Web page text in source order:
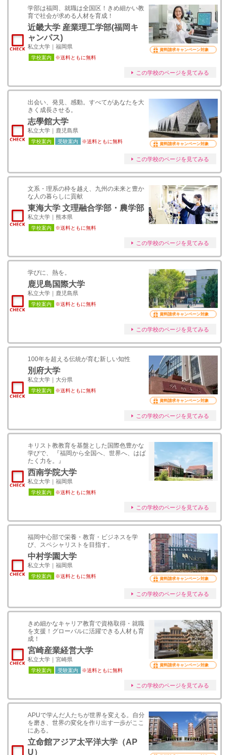
学部は福岡、就職は全国区！きめ細かい教
育で社会が求める人材を育成！
近畿大学 産業理工学部(福岡キ
ャンパス)
私立大学｜福岡県
学校案内 ※送料ともに無料
資料請求キャンペーン対象
この学校のページを見てみる
出会い、発見、感動。すべてがあなたを大
きく成長させる。
志學館大学
私立大学｜鹿児島県
学校案内 受験案内 ※送料ともに無料 資料請求キャンペーン対象
この学校のページを見てみる
文系・理系の枠を越え、九州の未来と豊か
な人の暮らしに貢献
東海大学 文理融合学部・農学部
私立大学｜熊本県
学校案内 ※送料ともに無料
この学校のページを見てみる
学びに、熱を。
鹿児島国際大学
私立大学｜鹿児島県
学校案内 ※送料ともに無料
資料請求キャンペーン対象
この学校のページを見てみる
100年を超える伝統が育む新しい知性
別府大学
私立大学｜大分県
学校案内 ※送料ともに無料
資料請求キャンペーン対象
この学校のページを見てみる
キリスト教教育を基盤とした国際色豊かな
学びで、 『福岡から全国へ、世界へ、はば
たく力を。』
西南学院大学
私立大学｜福岡県
学校案内 ※送料ともに無料
この学校のページを見てみる
福岡中心部で栄養・教育・ビジネスを学
び、スペシャリストを目指す。
中村学園大学
私立大学｜福岡県
学校案内 ※送料ともに無料 資料請求キャンペーン対象
この学校のページを見てみる
きめ細かなキャリア教育で資格取得・就職
を支援！グローバルに活躍できる人材も育
成！
宮崎産業経営大学
私立大学｜宮崎県
学校案内 受験案内 ※送料ともに無料
資料請求キャンペーン対象
この学校のページを見てみる
APUで学んだ人たちが世界を変える。自分
を磨き、世界の変化を作り出す一歩がここ
にある。
立命館アジア太平洋大学（AP
U）